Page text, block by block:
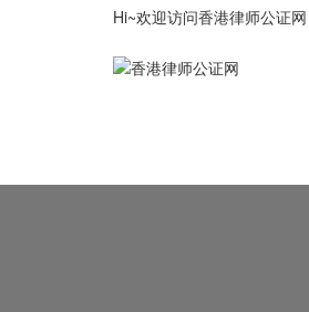
Hi~欢迎访问香港律师公证网